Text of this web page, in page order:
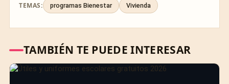
TEMAS: programas Bienestar Vivienda
TAMBIÉN TE PUEDE INTERESAR